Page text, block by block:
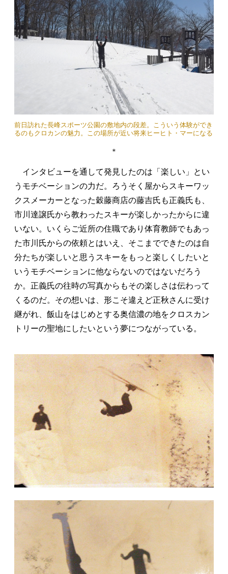
前日訪れた長峰スポーツ公園の敷地内の段差。こういう体験ができ
るのもクロカンの魅力。この場所が近い将来ヒーヒト・マーになる
＊
インタビューを通して発見したのは「楽しい」とい
うモチベーションの力だ。ろうそく屋からスキーワッ
クスメーカーとなった穀藤商店の藤吉氏も正義氏も、
市川達譲氏から教わったスキーが楽しかったからに違
いない。いくらご近所の住職であり体育教師でもあっ
た市川氏からの依頼とはいえ、そこまでできたのは自
分たちが楽しいと思うスキーをもっと楽しくしたいと
いうモチベーションに他ならないのではないだろう
か。正義氏の往時の写真からもその楽しさは伝わって
くるのだ。その想いは、形こそ違えど正秋さんに受け
継がれ、飯山をはじめとする奥信濃の地をクロスカン
トリーの聖地にしたいという夢につながっている。